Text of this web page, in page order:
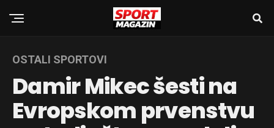
OSTALI SPORTOVI
Damir Mikec šesti na
Evropskom prvenstvu